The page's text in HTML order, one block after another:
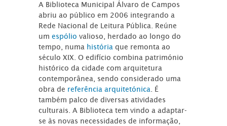
A Biblioteca Municipal Álvaro de Campos
abriu ao público em 2006 integrando a
Rede Nacional de Leitura Pública. Reúne
umespóliovalioso, herdado ao longo do
tempo, numa história que remonta ao
século XIX. O edifício combina património
histórico da cidade com arquitetura
contemporânea, sendo considerado uma
obra de referência arquitetónica . É
também palco de diversas atividades
culturais. A Biblioteca tem vindo a adaptar-
se às novas necessidades de informação,